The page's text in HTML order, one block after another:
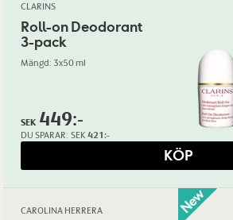
CLARINS
Roll-on Deodorant
3-pack
Mängd: 3x50 ml
SEK 449:-
DU SPARAR: SEK 421:-
KÖP
CAROLINA HERRERA